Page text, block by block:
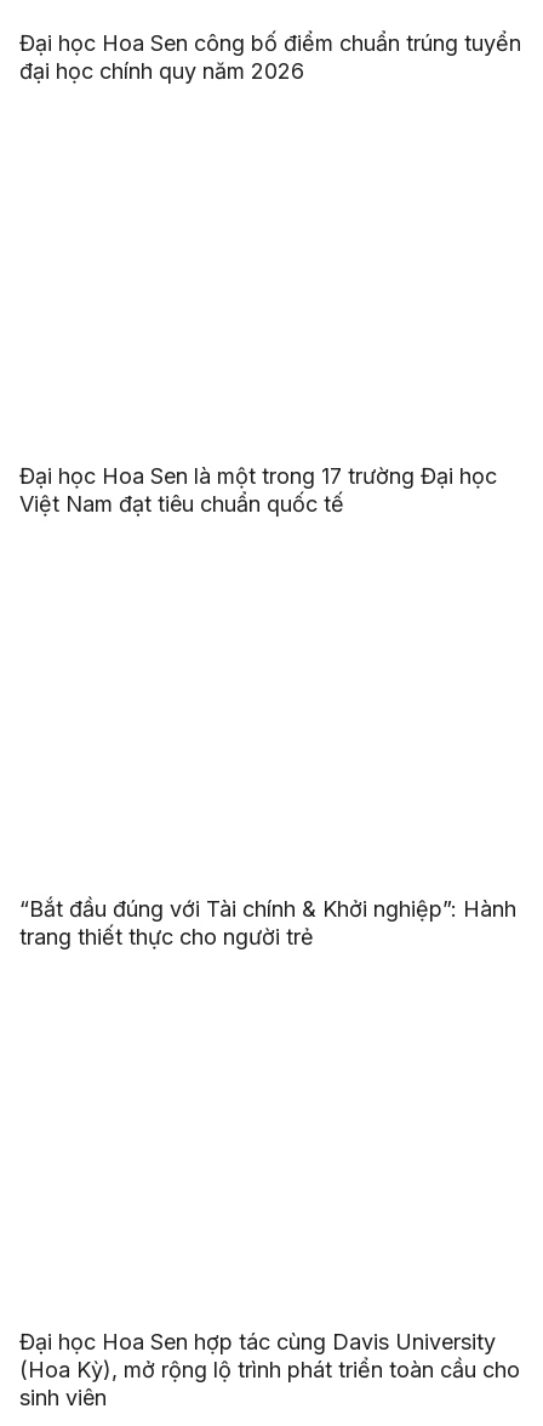
Đại học Hoa Sen công bố điểm chuẩn trúng tuyển
đại học chính quy năm 2026
Đại học Hoa Sen là một trong 17 trường Đại học
Việt Nam đạt tiêu chuẩn quốc tế
“Bắt đầu đúng với Tài chính & Khởi nghiệp”: Hành
trang thiết thực cho người trẻ
Đại học Hoa Sen hợp tác cùng Davis University
(Hoa Kỳ), mở rộng lộ trình phát triển toàn cầu cho
sinh viên